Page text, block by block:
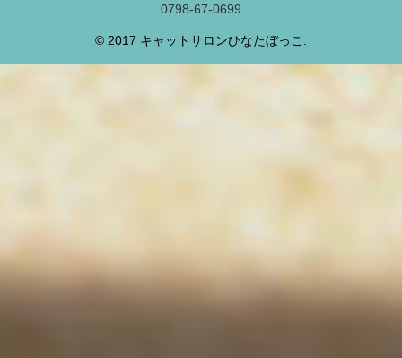
0798-67-0699
© 2017 キャットサロンひなたぼっこ.